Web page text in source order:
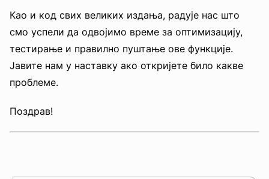
Као и код свих великих издања, радује нас што
смо успели да одвојимо време за оптимизацију,
тестирање и правилно пуштање ове функције.
Јавите нам у наставку ако откријете било какве
проблеме.
Поздрав!